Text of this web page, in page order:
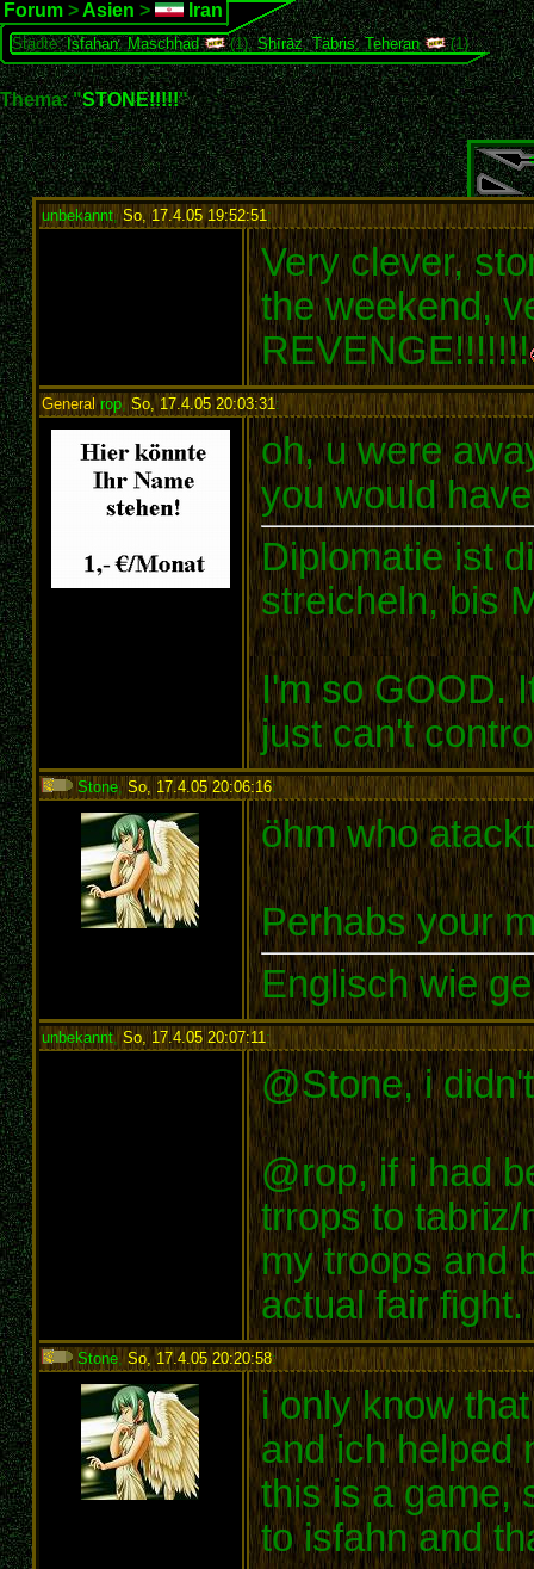
Forum > Asien > Iran
Städte:Isfahan,Maschhad (1),Shīrāz,Täbris,Teheran (1)
Thema: "STONE!!!!!"
unbekannt,So, 17.4.05 19:52:51 :
Very clever,
the weekend,
REVENGE!!!!!!!
Generalrop,So, 17.4.05 20:03:31:
oh, u were
you would
Diplomatie ist
streicheln, bis
I'm so GOOD.
just can't
Stone, So, 17.4.05 20:06:16:
öhm who
Perhabs your
Englisch wie
unbekannt, So, 17.4.05 20:07:11 :
@Stone, i
@rop, if i had
trrops to tabriz/
my troops and
actual fair fight.
Stone, So, 17.4.05 20:20:58:
i only know
and ich helped
this is a game,
to isfahn and